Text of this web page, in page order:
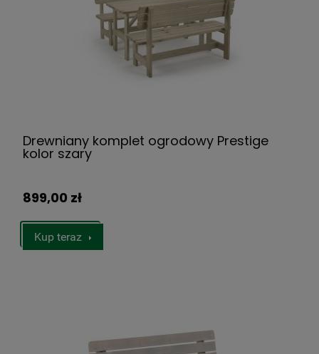
Drewniany komplet ogrodowy Prestige
kolor szary
899,00 zł
Kup teraz